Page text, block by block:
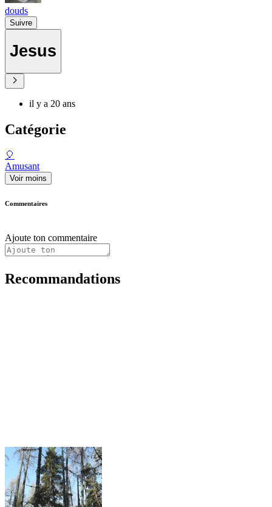
douds
Suivre
Jesus
il y a 20 ans
Catégorie
🎈
Amusant
Voir moins
Commentaires
Ajoute ton commentaire
Recommandations